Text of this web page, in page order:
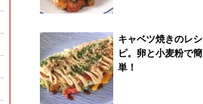
キャベツ焼きのレシ
ピ。卵と小麦粉で簡
単！